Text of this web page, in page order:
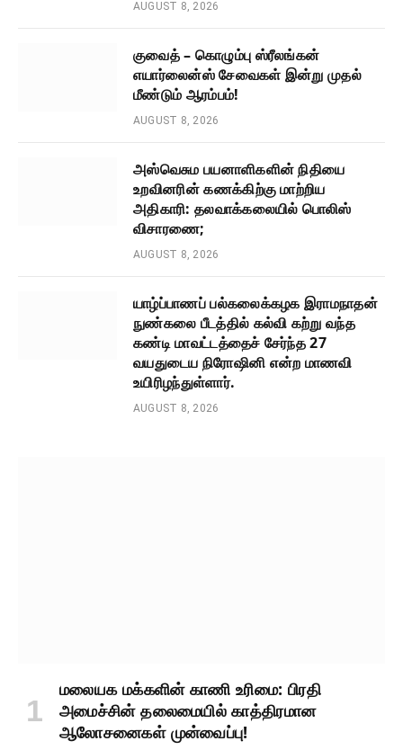
AUGUST 8, 2026
குவைத் – கொழும்பு ஸ்ரீலங்கன்
எயார்லைன்ஸ் சேவைகள் இன்று முதல்
மீண்டும் ஆரம்பம்!
AUGUST 8, 2026
அஸ்வெசும பயனாளிகளின் நிதியை
உறவினரின் கணக்கிற்கு மாற்றிய
அதிகாரி: தலவாக்கலையில் பொலிஸ்
விசாரணை;
AUGUST 8, 2026
யாழ்ப்பாணப் பல்கலைக்கழக இராமநாதன்
நுண்கலை பீடத்தில் கல்வி கற்று வந்த
கண்டி மாவட்டத்தைச் சேர்ந்த 27
வயதுடைய நிரோஷினி என்ற மாணவி
உயிரிழந்துள்ளார்.
AUGUST 8, 2026
மலையக மக்களின் காணி உரிமை: பிரதி
அமைச்சின் தலைமையில் காத்திரமான
ஆலோசனைகள் முன்வைப்பு!